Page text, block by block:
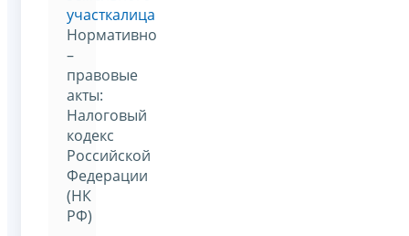
участкалица
Нормативно
–
правовые
акты:
Налоговый
кодекс
Российской
Федерации
(НК
РФ)